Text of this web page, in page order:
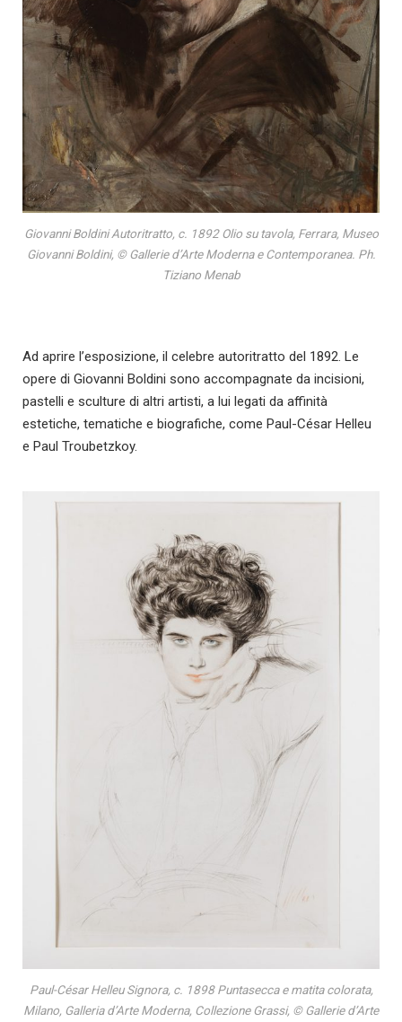
Giovanni Boldini Autoritratto, c. 1892 Olio su tavola, Ferrara, Museo
Giovanni Boldini, © Gallerie d’Arte Moderna e Contemporanea. Ph.
Tiziano Menab
Ad aprire l’esposizione, il celebre autoritratto del 1892. Le
opere di Giovanni Boldini sono accompagnate da incisioni,
pastelli e sculture di altri artisti, a lui legati da affinità
estetiche, tematiche e biografiche, come Paul-César Helleu
e Paul Troubetzkoy.
Paul-César Helleu Signora, c. 1898 Puntasecca e matita colorata,
Milano, Galleria d’Arte Moderna, Collezione Grassi, © Gallerie d’Arte